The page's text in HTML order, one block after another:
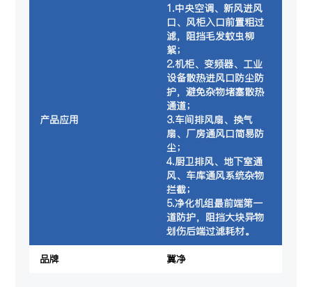
产品应用
1.中央空调、新风进风
口、风柜入口前置粗过
滤，阻挡毛发蚊虫柳
絮；
2.机柜、变频器、工业
设备散热进风口防尘防
护，避免杂物堵塞散热
通道；
3.车间排风扇、换气
扇、厂房通风口简易防
尘；
4.厨卫排风、地下室通
风、车库通风系统杂物
拦截；
5.净化机组最前端第一
道防护，阻挡大块异物
划伤后端过滤耗材。
品牌
冀净